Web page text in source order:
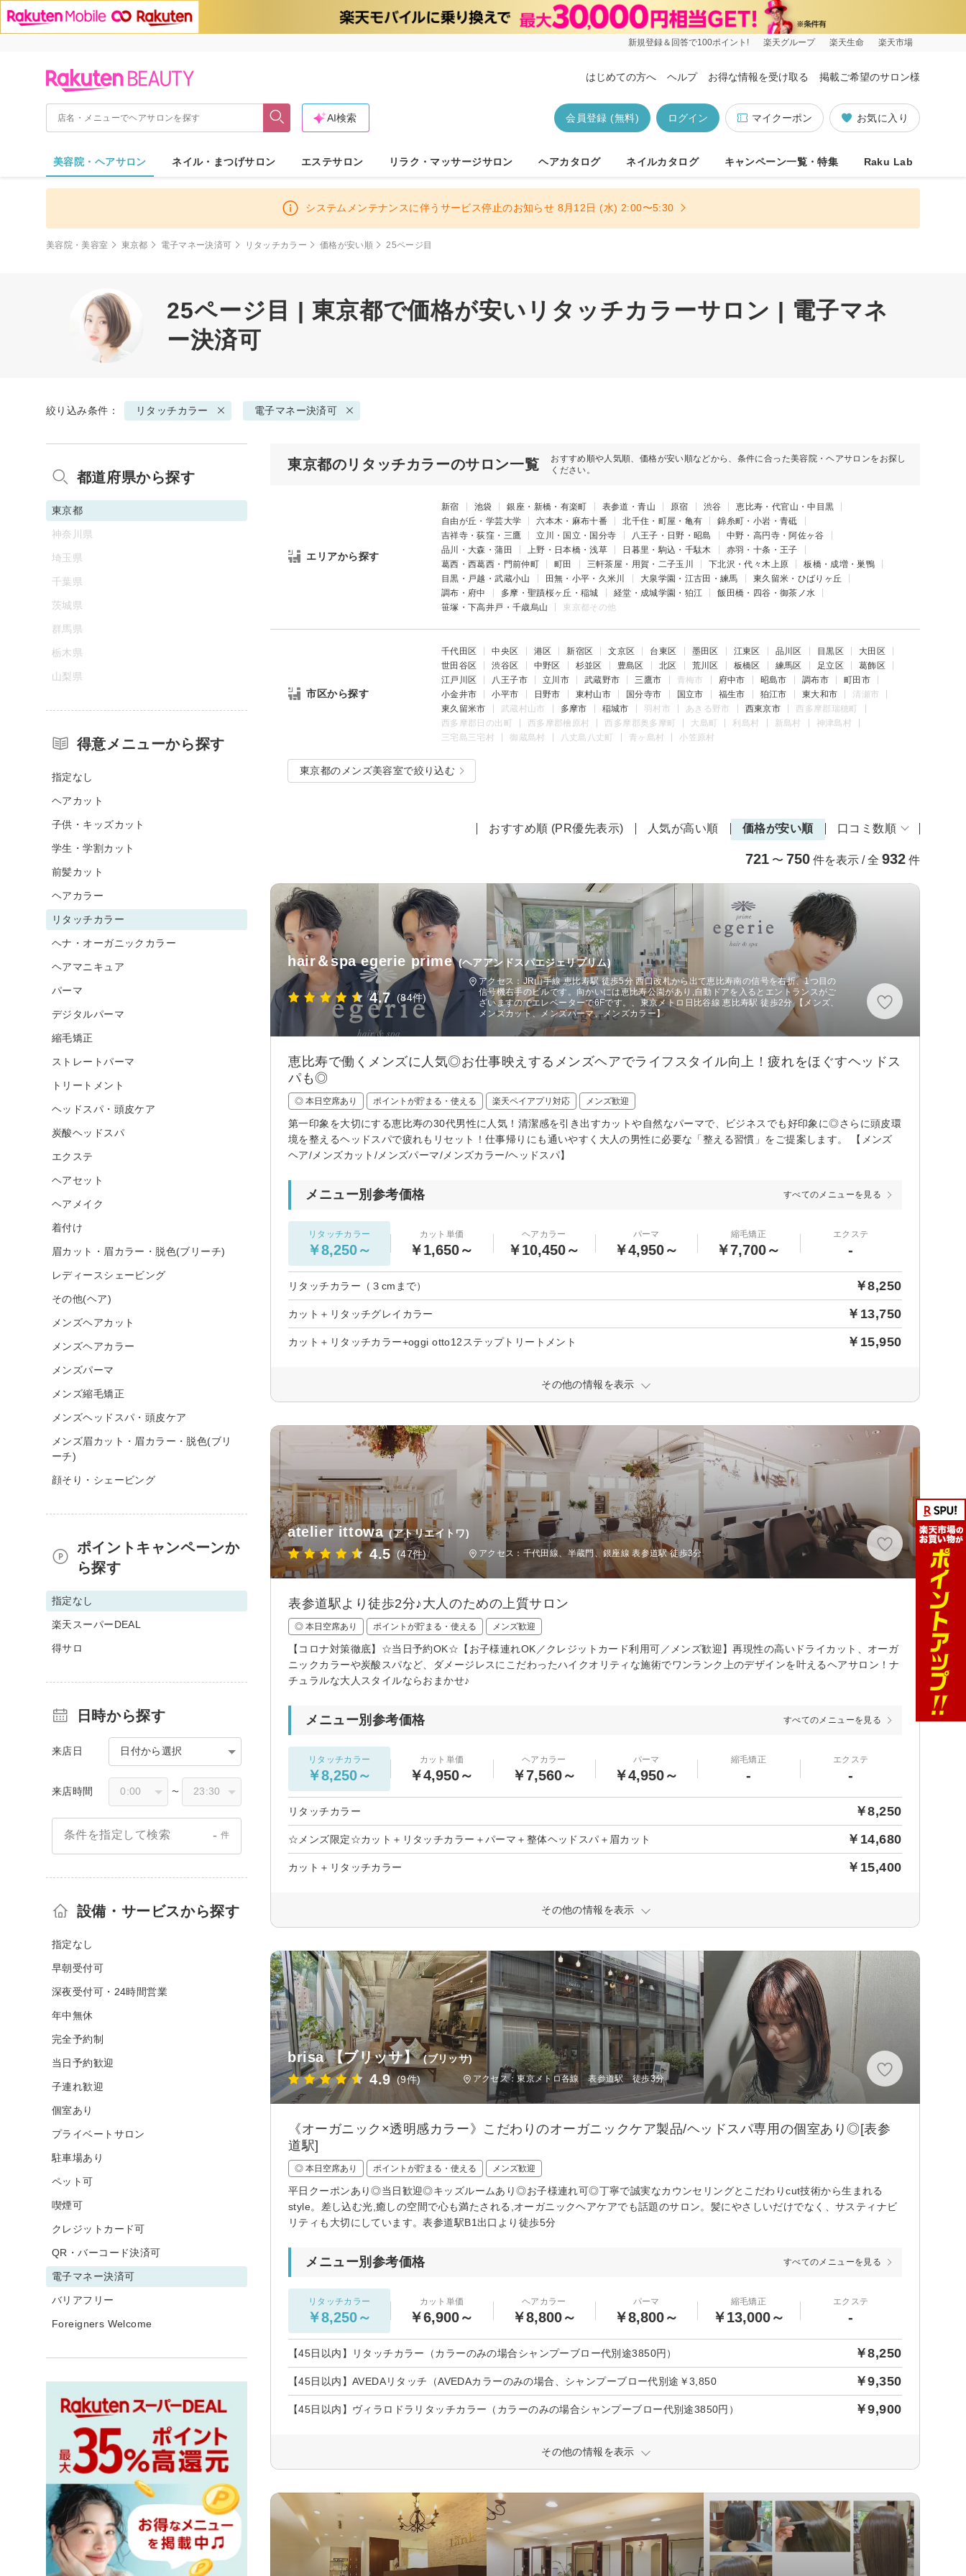
新規登録＆回答で100ポイント! 楽天グループ 楽天生命 楽天市場
はじめての方へ ヘルプ お得な情報を受け取る 掲載ご希望のサロン様
お気に入り
マイクーポン
ログイン
会員登録 (無料)
AI検索
美容院・ヘアサロン ネイル・まつげサロン エステサロン リラク・マッサージサロン ヘアカタログ ネイルカタログ キャンペーン一覧・特集 Raku Lab
システムメンテナンスに伴うサービス停止のお知らせ 8月12日 (水) 2:00〜5:30
美容院・美容室 東京都 電子マネー決済可 リタッチカラー 価格が安い順 25ページ目
25ページ目 | 東京都で価格が安いリタッチカラーサロン | 電子マネ
ー決済可
絞り込み条件： リタッチカラー 電子マネー決済可
東京都のリタッチカラーのサロン一覧
おすすめ順や人気順、価格が安い順などから、条件に合った美容院・ヘアサロンをお探し
ください。
エリアから探す
新宿 池袋 銀座・新橋・有楽町 表参道・青山 原宿 渋谷
恵比寿・代官山・中目黒
自由が丘・学芸大学
六本木・麻布十番 北千住・町屋・亀有
錦糸町・小岩・青砥
吉祥寺・荻窪・三鷹
立川・国立・国分寺 八王子・日野・昭島
中野・高円寺・阿佐ヶ谷
品川・大森・蒲田
上野・日本橋・浅草 日暮里・駒込・千駄木
赤羽・十条・王子
葛西・西葛西・門前仲町
町田 三軒茶屋・用賀・二子玉川 下北沢・代々木上原
板橋・成増・巣鴨
目黒・戸越・武蔵小山
田無・小平・久米川 大泉学園・江古田・練馬
東久留米・ひばりヶ丘
調布・府中
多摩・聖蹟桜ヶ丘・稲城 経堂・成城学園・狛江
飯田橋・四谷・御茶ノ水
笹塚・下高井戸・千歳烏山
東京都その他
市区から探す
千代田区 中央区 港区 新宿区 文京区 台東区 墨田区 江東区 品川区 目黒区
大田区
世田谷区
渋谷区 中野区 杉並区 豊島区 北区 荒川区 板橋区 練馬区 足立区
葛飾区
江戸川区
八王子市 立川市 武蔵野市 三鷹市 青梅市 府中市 昭島市 調布市
町田市
小金井市
小平市 日野市 東村山市 国分寺市 国立市 福生市 狛江市 東大和市
清瀬市
東久留米市
武蔵村山市 多摩市 稲城市 羽村市 あきる野市 西東京市
西多摩郡瑞穂町
西多摩郡日の出町
西多摩郡檜原村 西多摩郡奥多摩町 大島町 利島村 新島村
神津島村
三宅島三宅村
御蔵島村 八丈島八丈町 青ヶ島村 小笠原村
東京都のメンズ美容室で絞り込む
おすすめ順 (PR優先表示) 人気が高い順 価格が安い順 口コミ数順
721 〜 750 件を表示 / 全 932 件
hair＆spa egerie prime (ヘアアンドスパエジェリプリム)
4.7 (84件)
アクセス：JR山手線 恵比寿駅 徒歩5分 西口改札から出て恵比寿南の信号を右折、1つ目の
信号機右手のビルです。向かいには恵比寿公園があり,自動ドアを入るとエントランスがご
ざいますのでエレベーターで6Fです。、東京メトロ日比谷線 恵比寿駅 徒歩2分 【メンズ、
メンズカット、メンズパーマ、メンズカラー】
恵比寿で働くメンズに人気◎お仕事映えするメンズヘアでライフスタイル向上！疲れをほぐすヘッドス
パも◎
◎ 本日空席あり ポイントが貯まる・使える 楽天ペイアプリ対応 メンズ歓迎
第一印象を大切にする恵比寿の30代男性に人気！清潔感を引き出すカットや自然なパーマで、ビジネスでも好印象に◎さらに頭皮環
境を整えるヘッドスパで疲れもリセット！仕事帰りにも通いやすく大人の男性に必要な「整える習慣」をご提案します。 【メンズ
ヘア/メンズカット/メンズパーマ/メンズカラー/ヘッドスパ】
メニュー別参考価格 すべてのメニューを見る
リタッチカラー
￥8,250～
カット単価
￥1,650～
ヘアカラー
￥10,450～
パーマ
￥4,950～
縮毛矯正
￥7,700～
エクステ
-
リタッチカラー（３cmまで） ￥8,250
カット＋リタッチグレイカラー ￥13,750
カット＋リタッチカラー+oggi otto12ステップトリートメント ￥15,950
その他の情報を表示
atelier ittowa (アトリエイトワ)
4.5 (47件) アクセス：千代田線、半蔵門、銀座線 表参道駅 徒歩3分
表参道駅より徒歩2分♪大人のための上質サロン
◎ 本日空席あり ポイントが貯まる・使える メンズ歓迎
【コロナ対策徹底】☆当日予約OK☆【お子様連れOK／クレジットカード利用可／メンズ歓迎】再現性の高いドライカット、オーガ
ニックカラーや炭酸スパなど、ダメージレスにこだわったハイクオリティな施術でワンランク上のデザインを叶えるヘアサロン！ナ
チュラルな大人スタイルならおまかせ♪
メニュー別参考価格 すべてのメニューを見る
リタッチカラー
￥8,250～
カット単価
￥4,950～
ヘアカラー
￥7,560～
パーマ
￥4,950～
縮毛矯正
-
エクステ
-
リタッチカラー ￥8,250
☆メンズ限定☆カット＋リタッチカラー＋パーマ＋整体ヘッドスパ＋眉カット ￥14,680
カット＋リタッチカラー ￥15,400
その他の情報を表示
brisa 【ブリッサ】 (ブリッサ)
4.9 (9件) アクセス：東京メトロ各線 表参道駅 徒歩3分
《オーガニック×透明感カラー》こだわりのオーガニックケア製品/ヘッドスパ専用の個室あり◎[表参
道駅]
◎ 本日空席あり ポイントが貯まる・使える メンズ歓迎
平日クーポンあり◎当日歓迎◎キッズルームあり◎お子様連れ可◎丁寧で誠実なカウンセリングとこだわりcut技術から生まれる
style。差し込む光,癒しの空間で心も満たされる,オーガニックヘアケアでも話題のサロン。髪にやさしいだけでなく、サスティナビ
リティも大切にしています。表参道駅B1出口より徒歩5分
メニュー別参考価格 すべてのメニューを見る
リタッチカラー
￥8,250～
カット単価
￥6,900～
ヘアカラー
￥8,800～
パーマ
￥8,800～
縮毛矯正
￥13,000～
エクステ
-
【45日以内】リタッチカラー（カラーのみの場合シャンプーブロー代別途3850円） ￥8,250
【45日以内】AVEDAリタッチ（AVEDAカラーのみの場合、シャンプーブロー代別途￥3,850 ￥9,350
【45日以内】ヴィラロドラリタッチカラー（カラーのみの場合シャンプーブロー代別途3850円） ￥9,900
その他の情報を表示
都道府県から探す
東京都
神奈川県
埼玉県
千葉県
茨城県
群馬県
栃木県
山梨県
得意メニューから探す
指定なし
ヘアカット
子供・キッズカット
学生・学割カット
前髪カット
ヘアカラー
リタッチカラー
ヘナ・オーガニックカラー
ヘアマニキュア
パーマ
デジタルパーマ
縮毛矯正
ストレートパーマ
トリートメント
ヘッドスパ・頭皮ケア
炭酸ヘッドスパ
エクステ
ヘアセット
ヘアメイク
着付け
眉カット・眉カラー・脱色(ブリーチ)
レディースシェービング
その他(ヘア)
メンズヘアカット
メンズヘアカラー
メンズパーマ
メンズ縮毛矯正
メンズヘッドスパ・頭皮ケア
メンズ眉カット・眉カラー・脱色(ブリ
ーチ)
顔そり・シェービング
ポイントキャンペーンか
ら探す
指定なし
楽天スーパーDEAL
得サロ
日時から探す
来店日 日付から選択
来店時間 〜
条件を指定して検索 - 件
設備・サービスから探す
指定なし
早朝受付可
深夜受付可・24時間営業
年中無休
完全予約制
当日予約歓迎
子連れ歓迎
個室あり
プライベートサロン
駐車場あり
ペット可
喫煙可
クレジットカード可
QR・バーコード決済可
電子マネー決済可
バリアフリー
Foreigners Welcome